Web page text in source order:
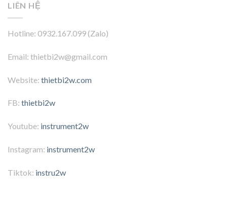
LIÊN HỆ
Hotline: 0932.167.099 (Zalo)
Email: thietbi2w@gmail.com
Website: thietbi2w.com
FB: thietbi2w
Youtube: instrument2w
Instagram: instrument2w
Tiktok: instru2w